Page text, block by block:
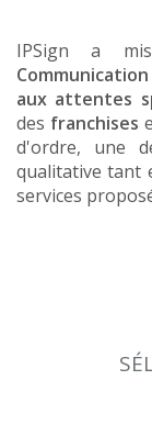
IPSign a
Communication
aux attentes
des franchises
d'ordre, une
qualitative tant
services